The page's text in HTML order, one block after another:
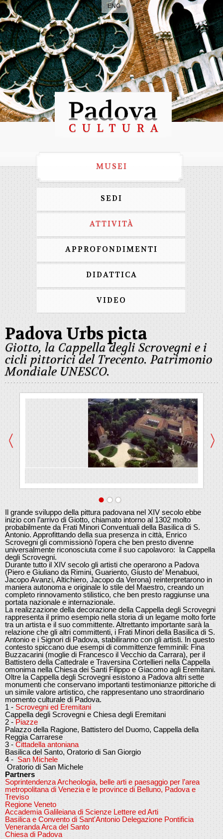
ENG
MUSEI
SEDI
ATTIVITÀ
APPROFONDIMENTI
DIDATTICA
VIDEO
Padova Urbs picta
Giotto, la Cappella degli Scrovegni e i
cicli pittorici del Trecento. Patrimonio
Mondiale UNESCO.
Il grande sviluppo della pittura padovana nel XIV secolo ebbe
inizio con l’arrivo di Giotto, chiamato intorno al 1302 molto
probabilmente da Frati Minori Conventuali della Basilica di S.
Antonio. Approfittando della sua presenza in città, Enrico
Scrovegni gli commissionò l’opera che ben presto divenne
universalmente riconosciuta come il suo capolavoro: la Cappella
degli Scrovegni.
Durante tutto il XIV secolo gli artisti che operarono a Padova
(Piero e Giuliano da Rimini, Guariento, Giusto de’ Menabuoi,
Jacopo Avanzi, Altichiero, Jacopo da Verona) reinterpretarono in
maniera autonoma e originale lo stile del Maestro, creando un
completo rinnovamento stilistico, che ben presto raggiunse una
portata nazionale e internazionale.
La realizzazione della decorazione della Cappella degli Scrovegni
rappresenta il primo esempio nella storia di un legame molto forte
tra un artista e il suo committente. Altrettanto importante sarà la
relazione che gli altri committenti, i Frati Minori della Basilica di S.
Antonio e i Signori di Padova, stabiliranno con gli artisti. In questo
contesto spiccano due esempi di committenze femminili: Fina
Buzzacarini (moglie di Francesco il Vecchio da Carrara), per il
Battistero della Cattedrale e Traversina Cortellieri nella Cappella
omonima nella Chiesa dei Santi Filippo e Giacomo agli Eremitani.
Oltre la Cappella degli Scrovegni esistono a Padova altri sette
monumenti che conservano importanti testimonianze pittoriche di
un simile valore artistico, che rappresentano uno straordinario
momento culturale di Padova.
1 - Scrovegni ed Eremitani
Cappella degli Scrovegni e Chiesa degli Eremitani
2 - Piazze
Palazzo della Ragione, Battistero del Duomo, Cappella della
Reggia Carrarese
3 - Cittadella antoniana
Basilica del Santo, Oratorio di San Giorgio
4 - San Michele
Oratorio di San Michele
Partners
Soprintendenza Archeologia, belle arti e paesaggio per l’area
metropolitana di Venezia e le province di Belluno, Padova e
Treviso
Regione Veneto
Accademia Galileiana di Scienze Lettere ed Arti
Basilica e Convento di Sant'Antonio Delegazione Pontificia
Veneranda Arca del Santo
Chiesa di Padova